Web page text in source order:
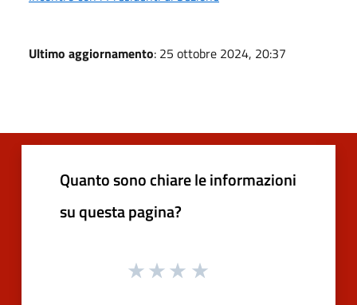
Ultimo aggiornamento: 25 ottobre 2024, 20:37
Quanto sono chiare le informazioni
su questa pagina?